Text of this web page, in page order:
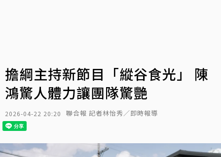
擔綱主持新節目「縱谷食光」 陳
鴻驚人體力讓團隊驚艷
2026-04-22 20:20 聯合報 記者林怡秀／即時報導